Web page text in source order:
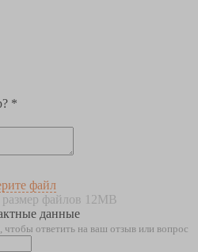
*
файл
файлов 12MB
данные
ответить на ваш отзыв или вопрос